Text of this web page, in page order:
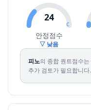
24
C
안정점수
▽ 낮음
피노의 종합 퀀트점수는
추가 검토가 필요합니다.